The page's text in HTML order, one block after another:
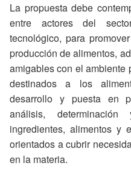
La propuesta debe
entre actores del
tecnológico, para
producción de alimentos,
amigables con el ambiente
destinados a los
desarrollo y puesta en
análisis,
ingredientes, alimentos y
orientados a cubrir
en la materia.